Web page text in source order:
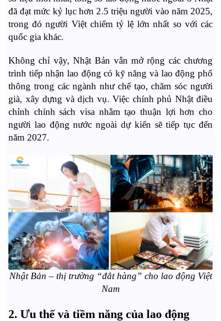
đã đạt mức kỷ lục hơn 2.5 triệu người vào năm 2025,
trong đó người Việt chiếm tỷ lệ lớn nhất so với các
quốc gia khác.
Không chỉ vậy, Nhật Bản vẫn mở rộng các chương
trình tiếp nhận lao động có kỹ năng và lao động phổ
thông trong các ngành như chế tạo, chăm sóc người
già, xây dựng và dịch vụ. Việc chính phủ Nhật điều
chỉnh chính sách visa nhằm tạo thuận lợi hơn cho
người lao động nước ngoài dự kiến sẽ tiếp tục đến
năm 2027.
Nhật Bản – thị trường “đắt hàng” cho lao động Việt
Nam
2. Ưu thế và tiềm năng của lao động